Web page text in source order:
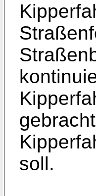
soll.